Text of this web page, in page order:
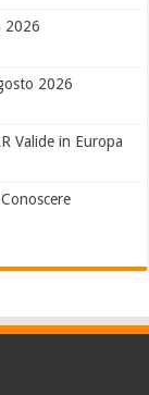
2026
2026
Valide in Europa